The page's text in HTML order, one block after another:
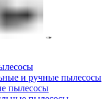
и ручные пылесосы
пылесосы